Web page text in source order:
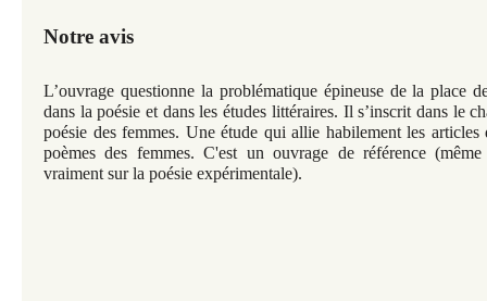
Notre avis
L’ouvrage questionne la problématique épineuse de la place
dans la poésie et dans les études littéraires. Il s’inscrit dans le
poésie des femmes. Une étude qui allie habilement les articles
poèmes des femmes. C'est un ouvrage de référence
vraiment sur la poésie expérimentale).